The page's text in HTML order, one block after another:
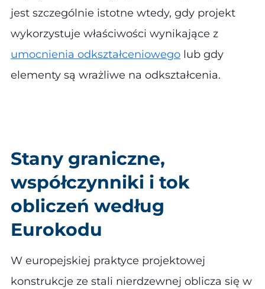
jest szczególnie istotne wtedy, gdy projekt
wykorzystuje właściwości wynikające z
umocnienia odkształceniowego lub gdy
elementy są wrażliwe na odkształcenia.
Stany graniczne,
współczynniki i tok
obliczeń według
Eurokodu
W europejskiej praktyce projektowej
konstrukcje ze stali nierdzewnej oblicza się w